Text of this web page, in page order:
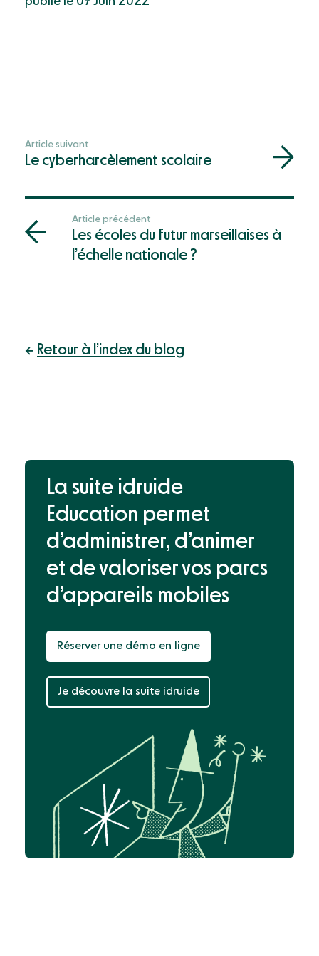
Article précédent
Les écoles du futur marseillaises à
l’échelle nationale ?
Article suivant
Le cyberharcèlement scolaire
Retour à l’index du blog
La suite idruide
Education permet
d’administrer, d’animer
et de valoriservos parcs
d’appareils mobiles
Réserver une démo en ligne
Je découvre la suite idruide